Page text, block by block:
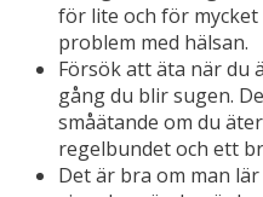
för lite och för
problem med hälsan.
Försök att äta när du
gång du blir sugen.
småätande om du
regelbundet och ett
Det är bra om man